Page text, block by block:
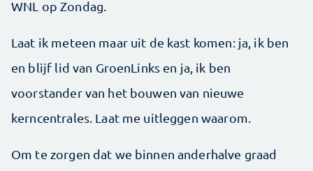
WNL op Zondag.
Laat ik meteen maar uit de kast komen: ja, ik ben
en blijf lid van GroenLinks en ja, ik ben
voorstander van het bouwen van nieuwe
kerncentrales. Laat me uitleggen waarom.
Om te zorgen dat we binnen anderhalve graad